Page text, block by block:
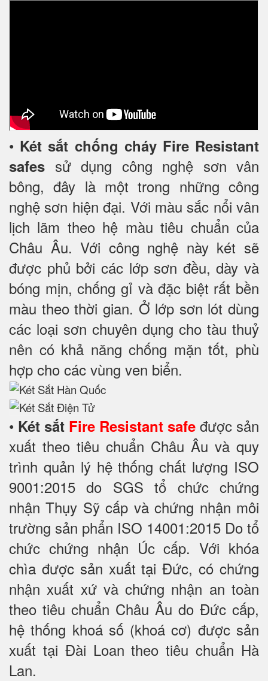
• Két sắt chống cháy Fire Resistant
safes sử dụng công nghệ sơn vân
bông, đây là một trong những công
nghệ sơn hiện đại. Với màu sắc nổi vân
lịch lãm theo hệ màu tiêu chuẩn của
Châu Âu. Với công nghệ này két sẽ
được phủ bởi các lớp sơn đều, dày và
bóng mịn, chống gỉ và đặc biệt rất bền
màu theo thời gian. Ở lớp sơn lót dùng
các loại sơn chuyên dụng cho tàu thuỷ
nên có khả năng chống mặn tốt, phù
hợp cho các vùng ven biển.
• Két sắt Fire Resistant safe được sản
xuất theo tiêu chuẩn Châu Âu và quy
trình quản lý hệ thống chất lượng ISO
9001:2015 do SGS tổ chức chứng
nhận Thụy Sỹ cấp và chứng nhận môi
trường sản phẩn ISO 14001:2015 Do tổ
chức chứng nhận Úc cấp. Với khóa
chìa được sản xuất tại Đức, có chứng
nhận xuất xứ và chứng nhận an toàn
theo tiêu chuẩn Châu Âu do Đức cấp,
hệ thống khoá số (khoá cơ) được sản
xuất tại Đài Loan theo tiêu chuẩn Hà
Lan.